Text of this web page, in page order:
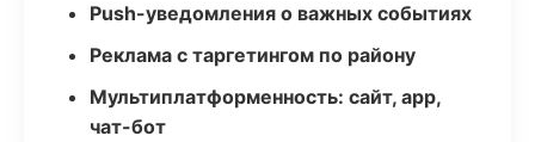
Push-уведомления о важных событиях
Реклама с таргетингом по району
Мультиплатформенность: сайт, app,
чат-бот